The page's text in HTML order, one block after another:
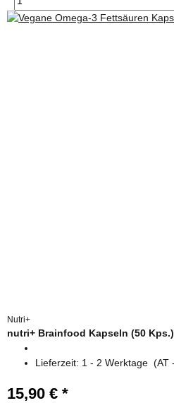
Nutri+
nutri+ Brainfood Kapseln (50 Kps.)
Lieferzeit: 1 - 2 Werktage (AT
15,90 € *